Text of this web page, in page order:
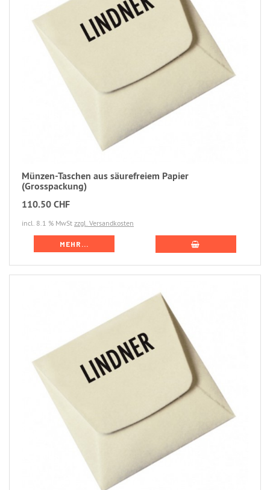
Münzen-Taschen aus säurefreiem Papier
(Grosspackung)
110.50 CHF
incl. 8.1 % MwSt zzgl. Versandkosten
MEHR...